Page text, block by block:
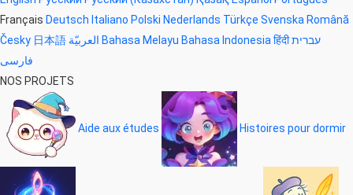
Français Deutsch Italiano Polski Nederlands Türkçe Svenska Română
Česky 日本語 Bahasa Melayu Bahasa Indonesia हिंदीעברית
فارسی
NOS PROJETS
Aide aux études Histoires pour dormir